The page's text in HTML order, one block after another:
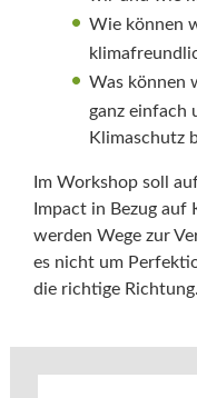
Wie können
Was können
ganz einfach
Klimaschutz
Im Workshop soll
Impact in Bezug auf
werden Wege zur
es nicht um
die richtige Richtung.